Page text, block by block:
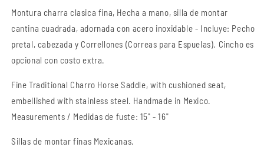
Montura charra clasica fina, Hecha a mano, silla de montar
cantina cuadrada, adornada con acero inoxidable - Incluye: Pecho
pretal, cabezada y Correllones (Correas para Espuelas). Cincho es
opcional con costo extra.
Fine Traditional Charro Horse Saddle, with cushioned seat,
embellished with stainless steel. Handmade in Mexico.
Measurements / Medidas de fuste: 15" - 16"
Sillas de montar finas Mexicanas.